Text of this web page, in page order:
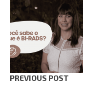
PREVIOUS POST